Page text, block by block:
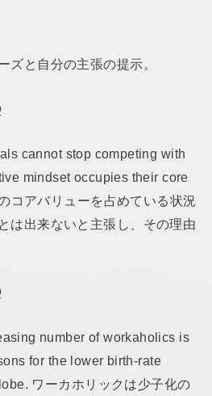
ズと自分の主張の提示。
cannot stop competing with
mindset occupies their core
コアバリューを占めている状況
は出来ないと主張し、その理由
number of workaholics is
for the lower birth-rate
ワーカホリックは少子化の